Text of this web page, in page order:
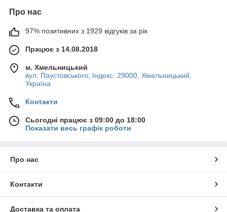
Про нас
97% позитивних з 1929 відгуків за рік
Працює з 14.08.2018
м. Хмельницький
вул. Паустовського; Індекс: 29000, Хмельницький,
Україна
Контакти
Сьогодні працює з 09:00 до 18:00
Показати весь графік роботи
Про нас
Контакти
Доставка та оплата